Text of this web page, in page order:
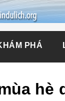
PHÁ
hè